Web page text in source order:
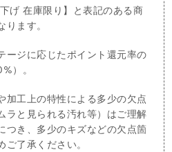
げ 在庫限り】と表記のある商
ます。
ージに応じたポイント還元率の
）。
加工上の特性による多少の欠点
ラと見られる汚れ等）はご理解
つき、多少のキズなどの欠点箇
了承ください。